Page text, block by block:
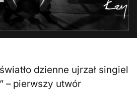
dzienne ujrzał singiel
– pierwszy utwór